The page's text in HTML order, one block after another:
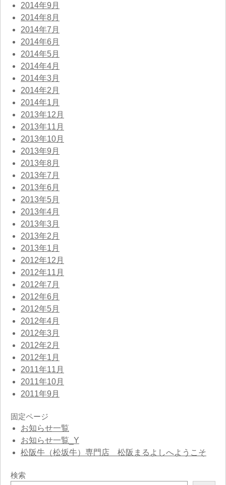
2014年9月
2014年8月
2014年7月
2014年6月
2014年5月
2014年4月
2014年3月
2014年2月
2014年1月
2013年12月
2013年11月
2013年10月
2013年9月
2013年8月
2013年7月
2013年6月
2013年5月
2013年4月
2013年3月
2013年2月
2013年1月
2012年12月
2012年11月
2012年7月
2012年6月
2012年5月
2012年4月
2012年3月
2012年2月
2012年1月
2011年11月
2011年10月
2011年9月
固定ページ
お知らせ一覧
お知らせ一覧_Y
松阪牛（松坂牛）専門店 松阪まるよしへようこそ
検索